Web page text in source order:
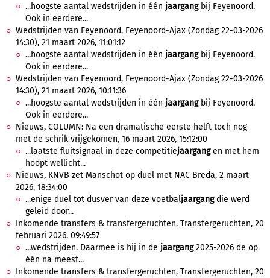
...hoogste aantal wedstrijden in één jaargangbij Feyenoord.
Ook in eerdere...
Wedstrijden van Feyenoord, Feyenoord-Ajax (Zondag 22-03-2026
14:30), 21 maart 2026, 11:01:12
...hoogste aantal wedstrijden in één jaargangbij Feyenoord.
Ook in eerdere...
Wedstrijden van Feyenoord, Feyenoord-Ajax (Zondag 22-03-2026
14:30), 21 maart 2026, 10:11:36
...hoogste aantal wedstrijden in één jaargangbij Feyenoord.
Ook in eerdere...
Nieuws, COLUMN: Na een dramatische eerste helft toch nog
met de schrik vrijgekomen, 16 maart 2026, 15:12:00
...laatste fluitsignaal in deze competitiejaargangen met hem
hoopt wellicht...
Nieuws, KNVB zet Manschot op duel met NAC Breda, 2 maart
2026, 18:34:00
...enige duel tot dusver van deze voetbaljaargangdie werd
geleid door...
Inkomende transfers & transfergeruchten, Transfergeruchten, 20
februari 2026, 09:49:57
...wedstrijden. Daarmee is hij in de jaargang2025-2026 de op
één na meest...
Inkomende transfers & transfergeruchten, Transfergeruchten, 20